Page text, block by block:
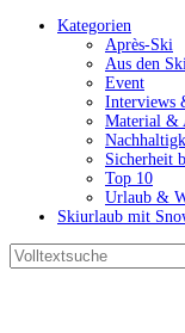
Kategorien
Après-Ski
Aus den
Event
Interviews
Material &
Sicherheit
Top 10
Urlaub &
Skiurlaub mit